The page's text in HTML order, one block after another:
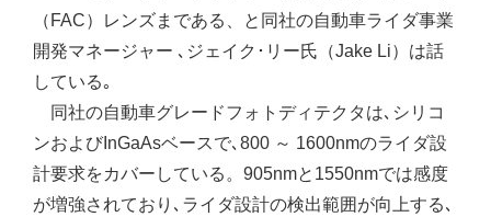
（FAC）レンズまである、と同社の自動車ライダ事業
開発マネージャー ､ジェイク･リー氏（Jake Li）は話
している｡
同社の自動車グレードフォトディテクタは､シリコ
ンおよびInGaAsベースで､800 ～ 1600nmのライダ設
計要求をカバーしている。905nmと1550nmでは感度
が増強されており､ライダ設計の検出範囲が向上する､